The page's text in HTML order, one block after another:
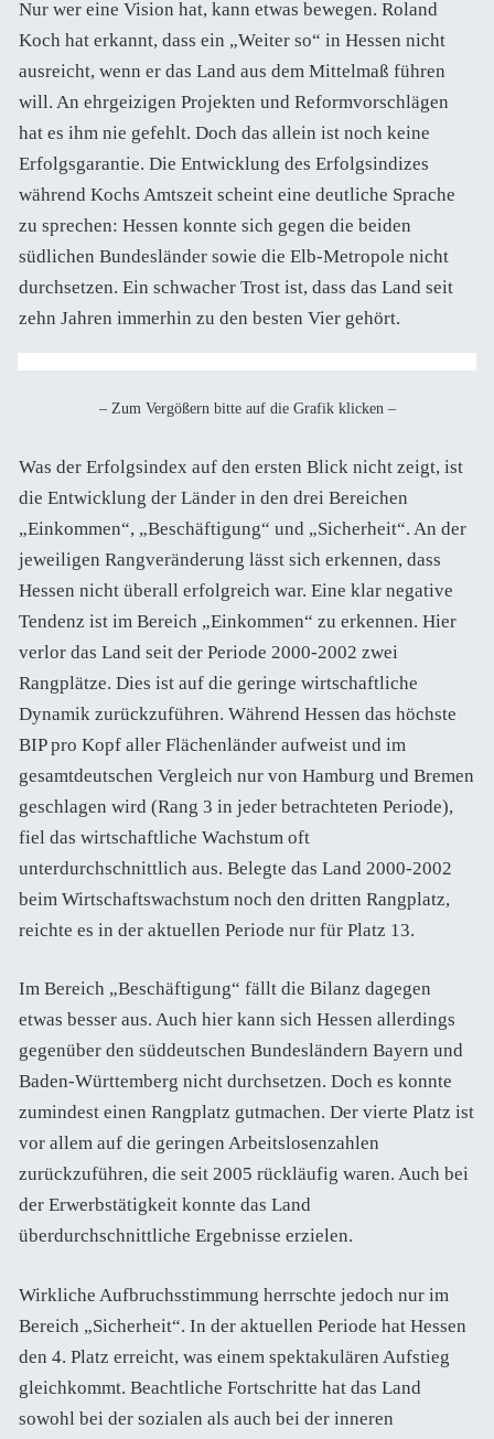
Nur wer eine Vision hat, kann etwas bewegen. Roland
Koch hat erkannt, dass ein „Weiter so“ in Hessen nicht
ausreicht, wenn er das Land aus dem Mittelmaß führen
will. An ehrgeizigen Projekten und Reformvorschlägen
hat es ihm nie gefehlt. Doch das allein ist noch keine
Erfolgsgarantie. Die Entwicklung des Erfolgsindizes
während Kochs Amtszeit scheint eine deutliche Sprache
zu sprechen: Hessen konnte sich gegen die beiden
südlichen Bundesländer sowie die Elb-Metropole nicht
durchsetzen. Ein schwacher Trost ist, dass das Land seit
zehn Jahren immerhin zu den besten Vier gehört.
– Zum Vergößern bitte auf die Grafik klicken –
Was der Erfolgsindex auf den ersten Blick nicht zeigt, ist
die Entwicklung der Länder in den drei Bereichen
„Einkommen“, „Beschäftigung“ und „Sicherheit“. An der
jeweiligen Rangveränderung lässt sich erkennen, dass
Hessen nicht überall erfolgreich war. Eine klar negative
Tendenz ist im Bereich „Einkommen“ zu erkennen. Hier
verlor das Land seit der Periode 2000-2002 zwei
Rangplätze. Dies ist auf die geringe wirtschaftliche
Dynamik zurückzuführen. Während Hessen das höchste
BIP pro Kopf aller Flächenländer aufweist und im
gesamtdeutschen Vergleich nur von Hamburg und Bremen
geschlagen wird (Rang 3 in jeder betrachteten Periode),
fiel das wirtschaftliche Wachstum oft
unterdurchschnittlich aus. Belegte das Land 2000-2002
beim Wirtschaftswachstum noch den dritten Rangplatz,
reichte es in der aktuellen Periode nur für Platz 13.
Im Bereich „Beschäftigung“ fällt die Bilanz dagegen
etwas besser aus. Auch hier kann sich Hessen allerdings
gegenüber den süddeutschen Bundesländern Bayern und
Baden-Württemberg nicht durchsetzen. Doch es konnte
zumindest einen Rangplatz gutmachen. Der vierte Platz ist
vor allem auf die geringen Arbeitslosenzahlen
zurückzuführen, die seit 2005 rückläufig waren. Auch bei
der Erwerbstätigkeit konnte das Land
überdurchschnittliche Ergebnisse erzielen.
Wirkliche Aufbruchsstimmung herrschte jedoch nur im
Bereich „Sicherheit“. In der aktuellen Periode hat Hessen
den 4. Platz erreicht, was einem spektakulären Aufstieg
gleichkommt. Beachtliche Fortschritte hat das Land
sowohl bei der sozialen als auch bei der inneren